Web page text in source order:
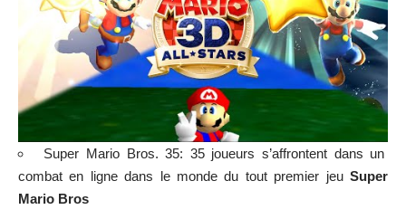
Super Mario Bros. 35: 35 joueurs s’affrontent dans un
combat en ligne dans le monde du tout premier jeu Super
Mario Bros